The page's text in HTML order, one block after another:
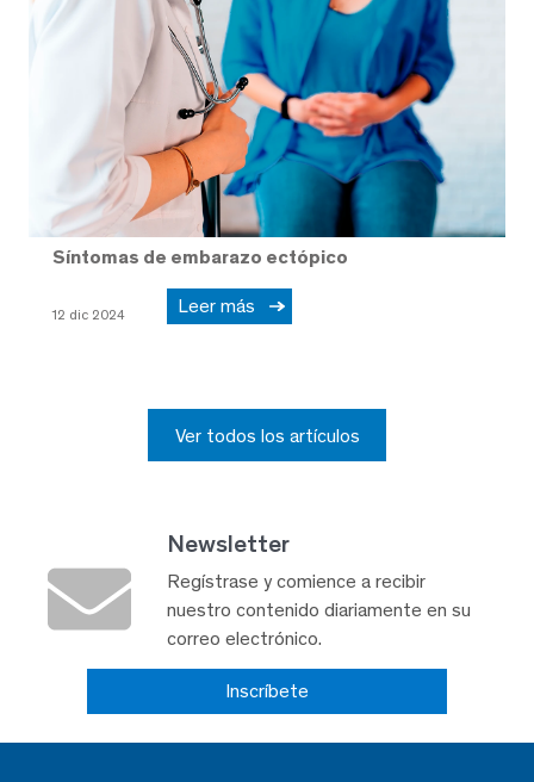
Síntomas de embarazo ectópico
12 dic 2024 Leer más
Ver todos los artículos
Newsletter
Regístrase y comience a recibir
nuestro contenido diariamente en su
correo electrónico.
Inscríbete